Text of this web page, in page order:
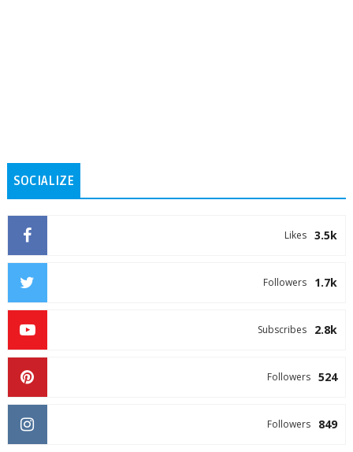
SOCIALIZE
3.5k
Likes
1.7k
Followers
2.8k
Subscribes
524
Followers
849
Followers